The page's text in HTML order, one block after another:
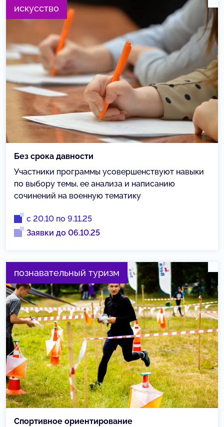
искусство
Без срока давности
Участники программы усовершенствуют навыки
по выбору темы, ее анализа и написанию
сочинений на военную тематику
с 20.10 по 9.11.25
Заявки до 06.10.25
познавательный туризм
Спортивное ориентирование